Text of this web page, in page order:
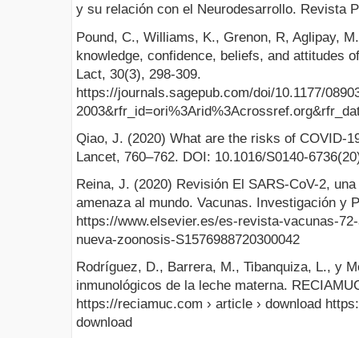
y su relación con el Neurodesarrollo. Revista
Pound, C., Williams, K., Grenon, R, Aglipay,
knowledge, confidence, beliefs, and attitudes
Lact, 30(3), 298-309.
https://journals.sagepub.com/doi/10.1177/
Qiao, J. (2020) What are the risks of COVID-
Lancet, 760–762. DOI: 10.1016/S0140-
Reina, J. (2020) Revisión El SARS-CoV-2,
amenaza al mundo. Vacunas. Investigación y
https://www.elsevier.es/es-revista-vacunas-
nueva-zoonosis-S1576988720300042
Rodríguez, D., Barrera, M., Tibanquiza, L., y
inmunológicos de la leche materna.
https://reciamuc.com › article › download
download